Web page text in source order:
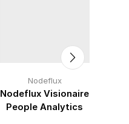
Nodeflux
Nodeflux Visionaire
People Analytics